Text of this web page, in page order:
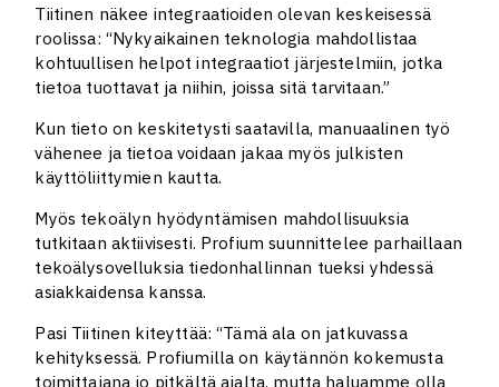
Tiitinen näkee integraatioiden olevan keskeisessä
roolissa: “Nykyaikainen teknologia mahdollistaa
kohtuullisen helpot integraatiot järjestelmiin, jotka
tietoa tuottavat ja niihin, joissa sitä tarvitaan.”
Kun tieto on keskitetysti saatavilla, manuaalinen työ
vähenee ja tietoa voidaan jakaa myös julkisten
käyttöliittymien kautta.
Myös tekoälyn hyödyntämisen mahdollisuuksia
tutkitaan aktiivisesti. Profium suunnittelee parhaillaan
tekoälysovelluksia tiedonhallinnan tueksi yhdessä
asiakkaidensa kanssa.
Pasi Tiitinen kiteyttää: “Tämä ala on jatkuvassa
kehityksessä. Profiumilla on käytännön kokemusta
toimittajana jo pitkältä ajalta, mutta haluamme olla